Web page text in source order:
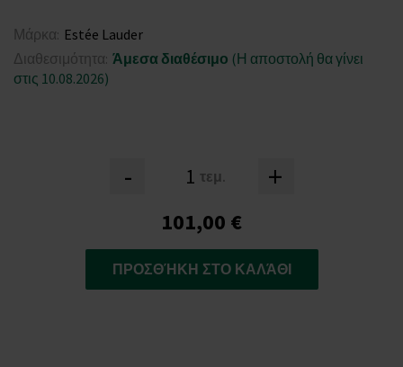
Μάρκα: Estée Lauder
Διαθεσιμότητα: Άμεσα διαθέσιμο (Η αποστολή θα γίνει
στις 10.08.2026)
- τεμ. +
101,00 €
ΠΡΟΣΘΉΚΗ ΣΤΟ ΚΑΛΆΘΙ